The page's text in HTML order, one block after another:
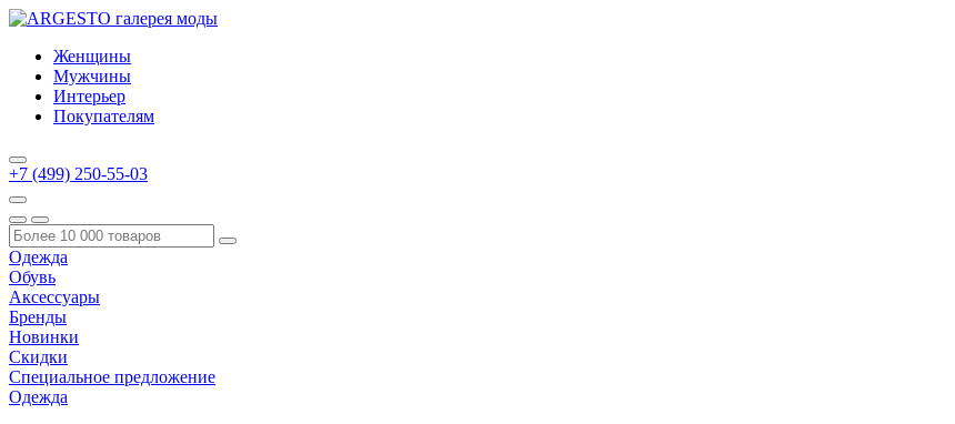
Женщины
Мужчины
Интерьер
Покупателям
+7 (499) 250-55-03
Одежда
Обувь
Аксессуары
Бренды
Новинки
Скидки
Специальное предложение
Одежда